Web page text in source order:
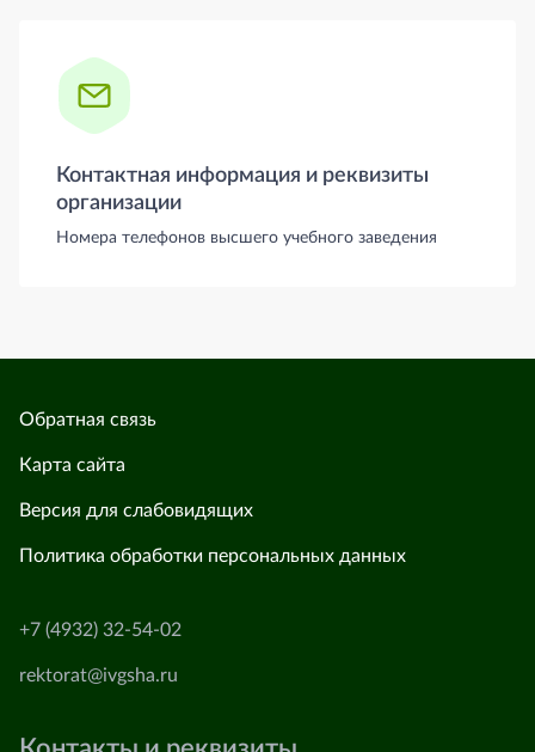
Контактная информация и реквизиты
организации
Номера телефонов высшего учебного заведения
Обратная связь
Карта сайта
Версия для слабовидящих
Политика обработки персональных данных
+7 (4932) 32-54-02
rektorat@ivgsha.ru